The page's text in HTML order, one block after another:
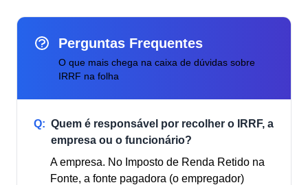
Perguntas Frequentes
O que mais chega na caixa de dúvidas sobre
IRRF na folha
Q: Quem é responsável por recolher o IRRF, a
empresa ou o funcionário?
A empresa. No Imposto de Renda Retido na
Fonte, a fonte pagadora (o empregador)